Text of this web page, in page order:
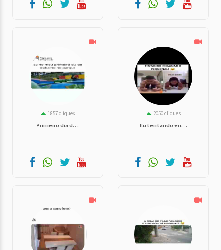
1857 cliques
Primeiro dia d. . .
2050 cliques
Eu tentando en. . .